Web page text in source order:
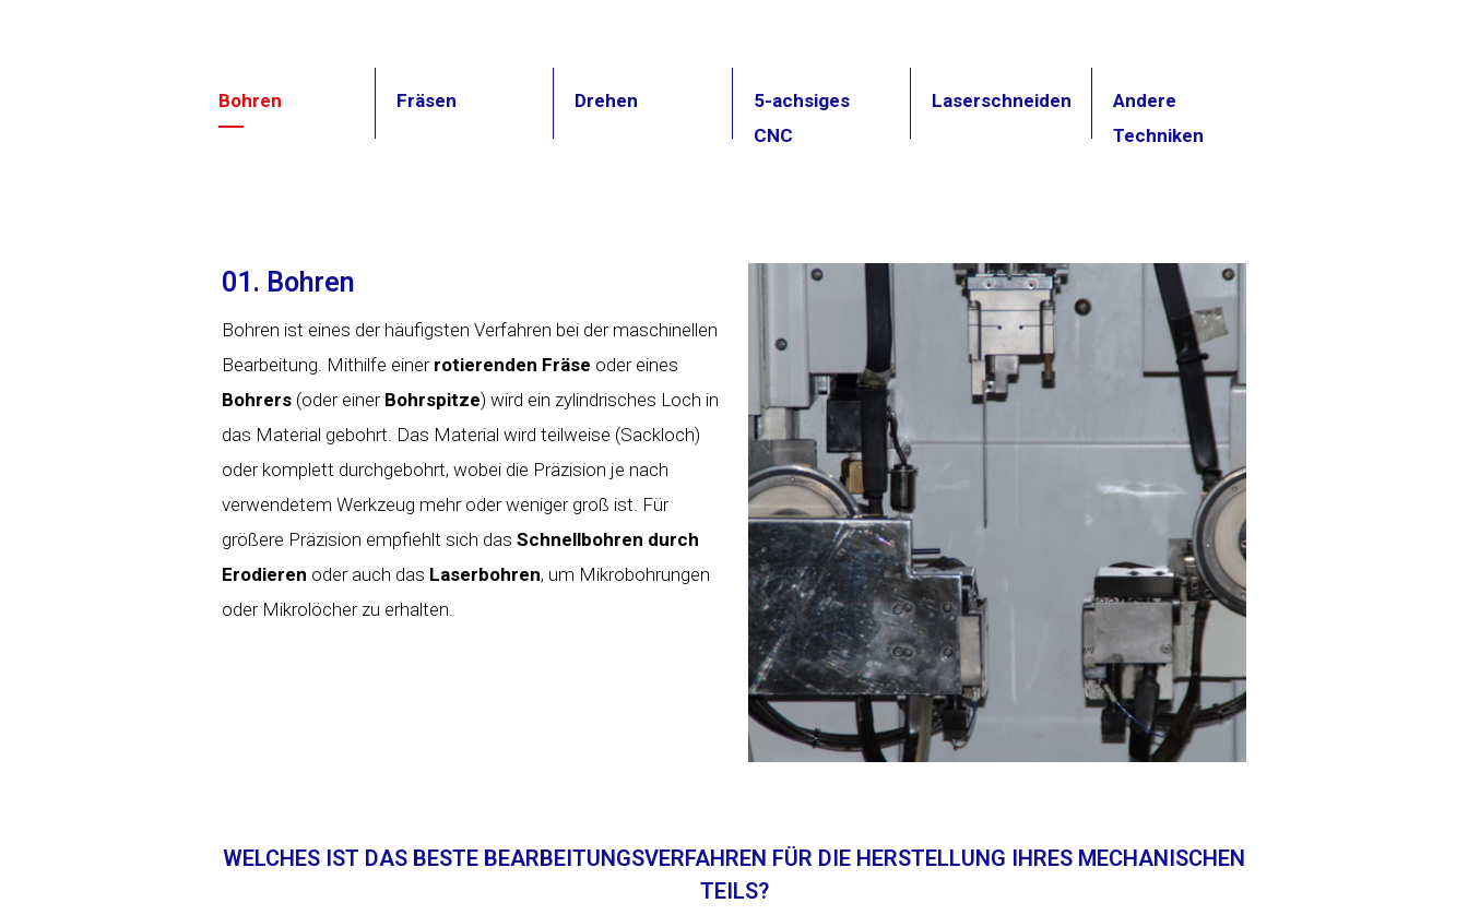
Bohren Fräsen Drehen
5-achsiges
CNC
Laserschneiden
Andere
Techniken
01. Bohren
Bohren ist eines der häufigsten Verfahren bei der maschinellen
Bearbeitung. Mithilfe einer rotierenden Fräse oder eines
Bohrers (oder einer Bohrspitze) wird ein zylindrisches Loch in
das Material gebohrt. Das Material wird teilweise (Sackloch)
oder komplett durchgebohrt, wobei die Präzision je nach
verwendetem Werkzeug mehr oder weniger groß ist. Für
größere Präzision empfiehlt sich das Schnellbohren durch
Erodieren oder auch das Laserbohren, um Mikrobohrungen
oder Mikrolöcher zu erhalten.
WELCHES IST DAS BESTE BEARBEITUNGSVERFAHREN FÜR DIE HERSTELLUNG IHRES MECHANISCHEN
TEILS?